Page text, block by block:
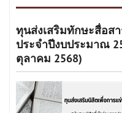
ทุนส่งเสริมทักษะสื่อส
ประจำปีงบประมาณ
ตุลาคม 2568)